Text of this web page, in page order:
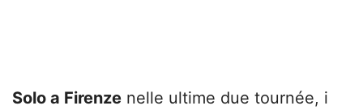
Solo a Firenze nelle ultime due tournée, i